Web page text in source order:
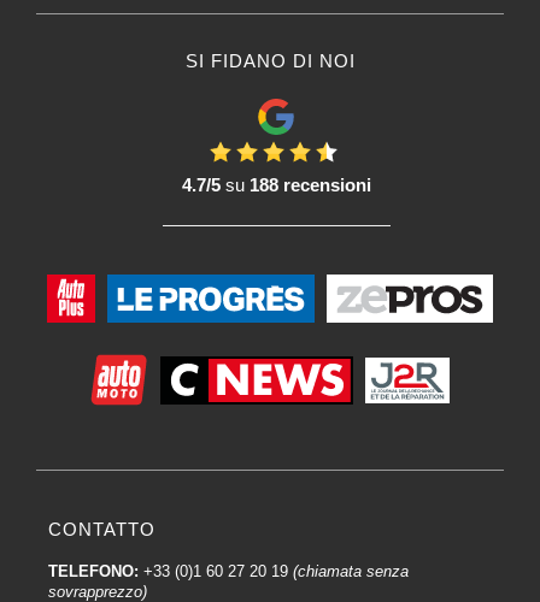
SI FIDANO DI NOI
4.7/5su 188 recensioni
CONTATTO
TELEFONO: +33 (0)1 60 27 20 19 (chiamata senza
sovrapprezzo)